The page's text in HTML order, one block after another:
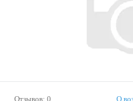
Отзывов: 0 О